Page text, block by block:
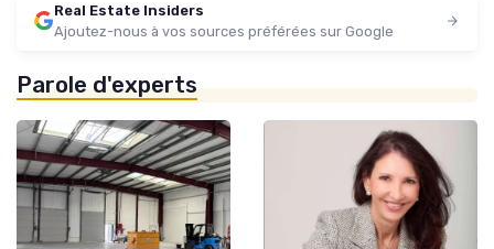
Real Estate Insiders
Ajoutez-nous à vos sources préférées sur Google
Parole d'experts